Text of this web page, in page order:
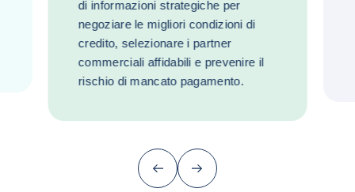
di informazioni strategiche per
negoziare le migliori condizioni di
credito, selezionare i partner
commerciali affidabili e prevenire il
rischio di mancato pagamento.
PrecedenteSuccessivo